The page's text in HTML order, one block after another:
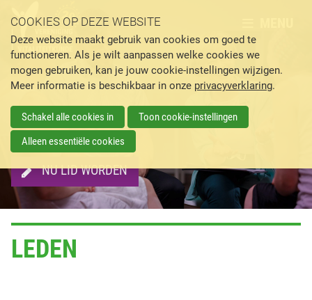
NU LID WORDEN
LEDEN
COOKIES OP DEZE WEBSITE
Deze website maakt gebruik van cookies om goed te
functioneren. Als je wilt aanpassen welke cookies we
mogen gebruiken, kan je jouw cookie-instellingen wijzigen.
Meer informatie is beschikbaar in onze privacyverklaring.
Schakel alle cookies in
Toon cookie-instellingen
Alleen essentiële cookies